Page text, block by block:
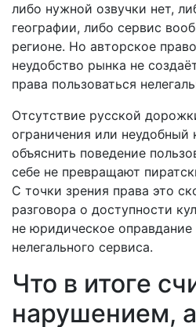
либо нужной озвучки нет,
географии, либо сервис
регионе. Но авторское
неудобство рынка не
права пользоваться
Отсутствие русской
ограничения или неудобный
объяснить поведение
себе не превращают
С точки зрения права это
разговора о доступности
не юридическое
нелегального сервиса.
Что в итоге
нарушением,